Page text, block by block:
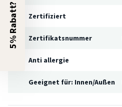
Zertifiziert
Zertifikatsnummer
Anti allergie
Geeignet für: Innen/Außen
5% Rabatt?